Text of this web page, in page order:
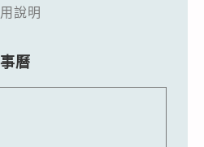
說明
曆